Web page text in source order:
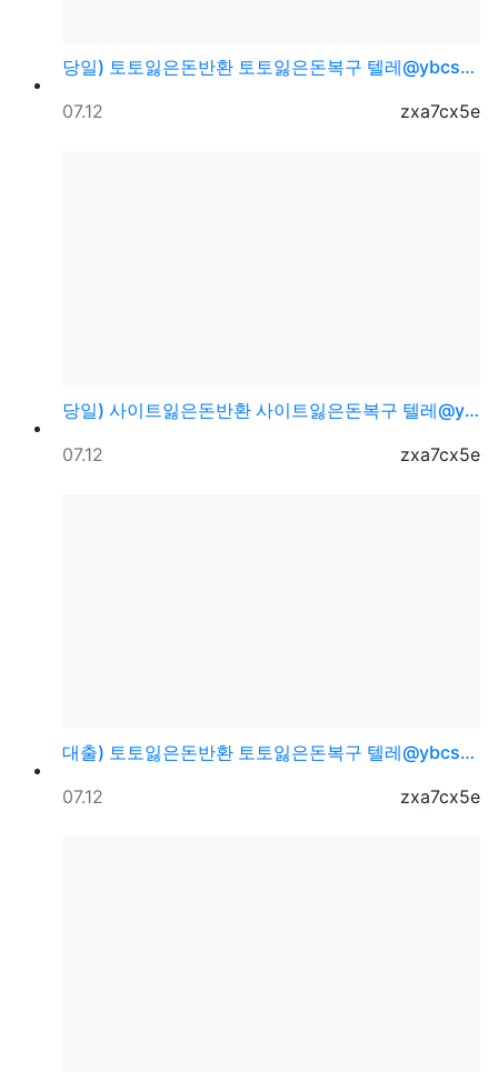
당일) 토토잃은돈반환 토토잃은돈복구 텔레@ybcs24
등록자
zxa7cx5e
등록일
07.12
당일) 사이트잃은돈반환 사이트잃은돈복구 텔레@ybcs2…
등록자
zxa7cx5e
등록일
07.12
대출) 토토잃은돈반환 토토잃은돈복구 텔레@ybcs24
등록자
zxa7cx5e
등록일
07.12